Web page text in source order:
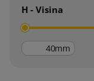
H - Visina
mm